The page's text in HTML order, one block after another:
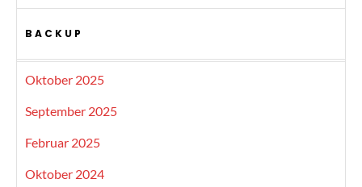
BACKUP
Oktober 2025
September 2025
Februar 2025
Oktober 2024